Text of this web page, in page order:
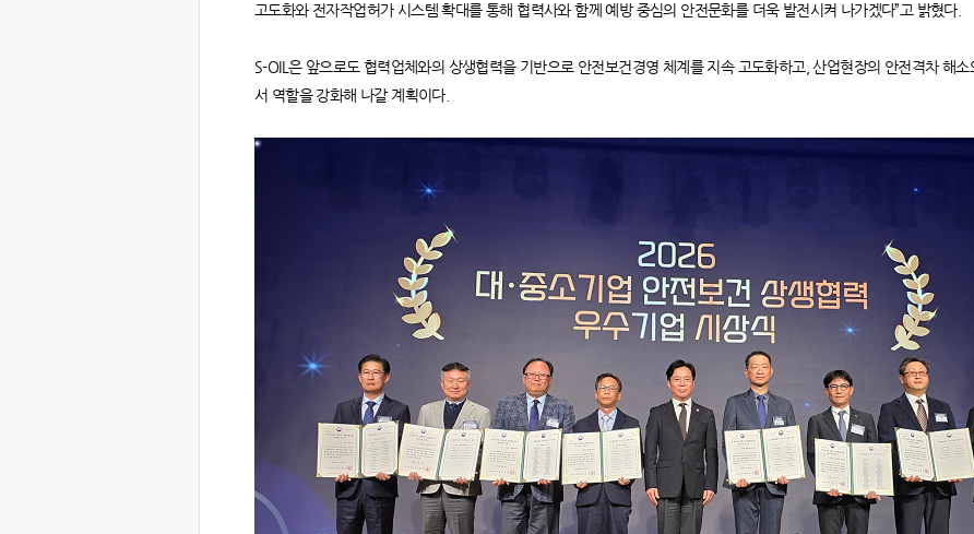
고도화와 전자작업허가 시스템 확대를 통해 협력사와 함께 예방 중심의 안전문화를 더욱 발전시켜 나가겠다”고 밝혔다.
S-OIL은 앞으로도 협력업체와의 상생협력을 기반으로 안전보건경영 체계를 지속 고도화하고, 산업현장의 안전격차 해
서 역할을 강화해 나갈 계획이다.